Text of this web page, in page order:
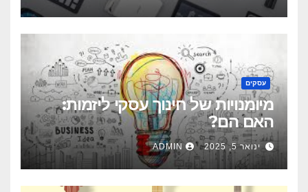
עסקים
מיומנויות של חינוך עסקי ליזמות:
האם הם?
ינואר 5, 2025 ADMIN